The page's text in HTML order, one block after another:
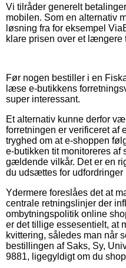
Vi tilråder generelt
mobilen. Som en alternativ
løsning fra for eksempel
klare prisen over et længere
Før nogen bestiller i en
læse e-butikkens
super interessant.
Et alternativ kunne derfor
forretningen er verificeret af
tryghed om at e-shoppen
e-butikken tit monitoreres af
gældende vilkår. Det er en
du udsættes for udfordringer
Ydermere foreslåes det at
centrale retningslinjer der
ombytningspolitik online
er det tillige essesentielt, at
kvittering, således man når
bestillingen af Saks, Sy,
9881, ligegyldigt om du